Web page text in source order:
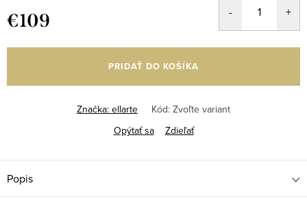
€109
cena:
PRIDAŤ DO KOŠÍKA
Značka: ellarte Kód: Zvoľte variant
Opýtať sa
Zdieľať
Popis